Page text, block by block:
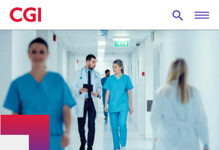
Skip
to
main
content